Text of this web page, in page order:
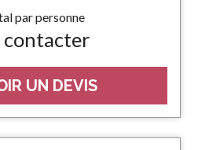
par personne
contacter
UN DEVIS